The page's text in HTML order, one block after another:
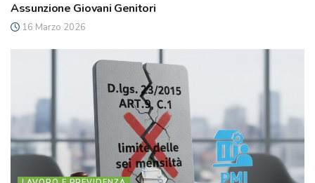
Assunzione Giovani Genitori
16 Marzo 2026